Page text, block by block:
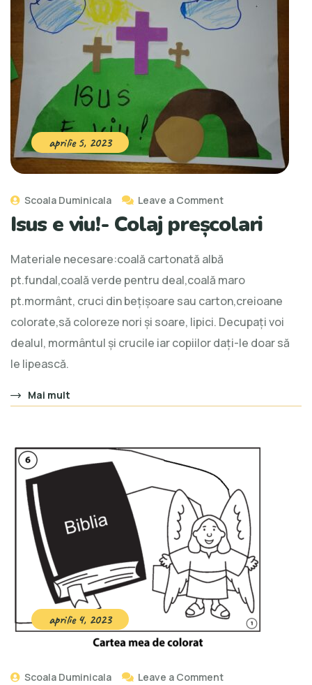
aprilie 5, 2023
Scoala Duminicala Leave a Comment
Isus e viu!- Colaj preșcolari
Materiale necesare:coală cartonată albă
pt.fundal,coală verde pentru deal,coală maro
pt.mormânt, cruci din bețișoare sau carton,creioane
colorate,să coloreze nori și soare, lipici. Decupați voi
dealul, mormântul și crucile iar copiilor dați-le doar să
le lipească.
Mai mult
aprilie 4, 2023
Scoala Duminicala Leave a Comment